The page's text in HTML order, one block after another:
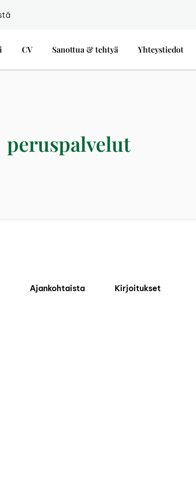
CV Sanottua & tehtyä Yhteystiedot
peruspalvelut
Ajankohtaista Kirjoitukset